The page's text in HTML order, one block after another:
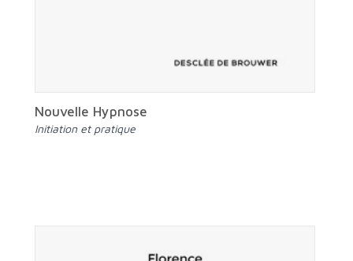
Nouvelle Hypnose
Initiation et pratique